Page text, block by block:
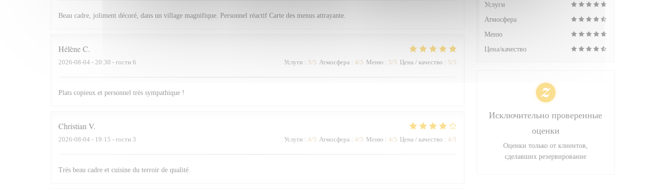
Beau cadre, joliment décoré, dans un village magnifique. Personnel réactif Carte des menus attrayante.
HélèneC
2026-08-04 - 20:30 - гости 6 Услуги : 5/5 Атмосфера : 4/5 Меню : 5/5 Цена / качество : 5/5
Plats copieux et personnel très sympathique !
Christian V
2026-08-04 - 19:15 - гости 3 Услуги : 4/5 Атмосфера : 4/5 Меню : 4/5 Цена / качество : 4/5
Très beau cadre et cuisine du terroir de qualité.
Услуги
Атмосфера
Меню
Цена/качество
Исключительно проверенные
оценки
Оценки только от клиентов,
сделавших резервирование